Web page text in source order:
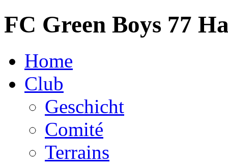
FC Green Boys 77
Home
Club
Geschicht
Comité
Terrains